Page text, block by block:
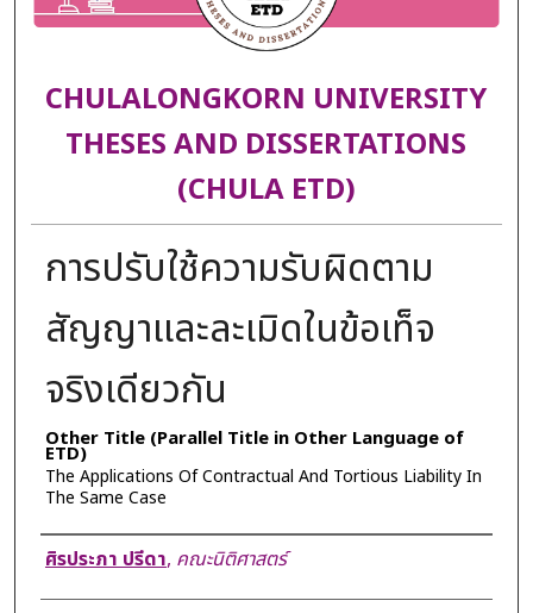
CHULALONGKORN UNIVERSITY
THESES AND DISSERTATIONS
(CHULA ETD)
การปรับใช้ความรับผิดตาม
สัญญาและละเมิดในข้อเท็จ
จริงเดียวกัน
Other Title (Parallel Title in Other Language of
ETD)
The Applications Of Contractual And Tortious Liability In
The Same Case
Author
ศิรประภา ปรีดา, คณะนิติศาสตร์